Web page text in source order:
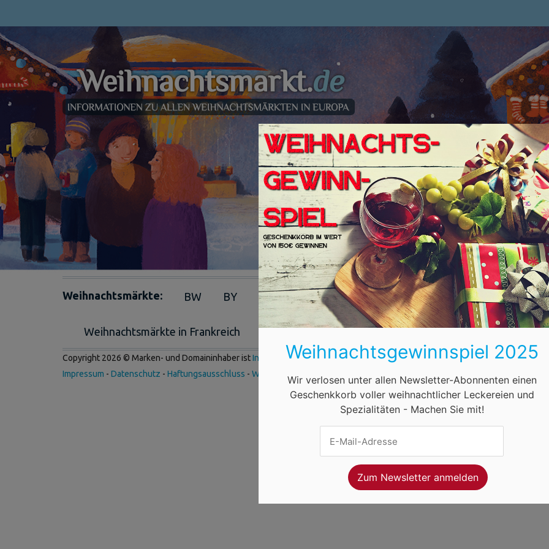
Weihnachtsmärkte: BW BY BE BB HB HH HE MV NI NW
Weihnachtsmärkte in Frankreich Weihnachtsmärkte in Österreich Öffnungszeiten
Copyright 2026 © Marken- und Domaininhaber istInternet Ventures . Webseitenbetreiber istVolo Media.
Impressum - Datenschutz - Haftungsausschluss - Werbung
Weihnachtsgewinnspiel 2025
Wir verlosen unter allen Newsletter-Abonnenten einen
Geschenkkorb voller weihnachtlicher Leckereien und
Spezialitäten - Machen Sie mit!